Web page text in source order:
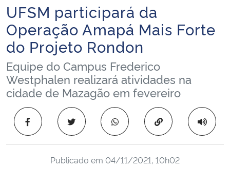
Ministério da Infraestrutura
Ministério da Agricultura, Pecuária e Abastecimento
Ministério da Educação
Ministério da Saúde
Ministério de Minas e Energia
Início do conteúdo
UFSM participará da
Operação Amapá Mais Forte
do Projeto Rondon
Equipe do Campus Frederico
Westphalen realizará atividades na
cidade de Mazagão em fevereiro
Copiar para área
Publicado em 04/11/2021, 10h02